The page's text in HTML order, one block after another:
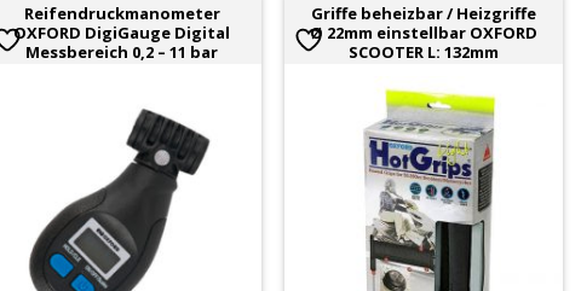
Reifendruckmanometer
OXFORD DigiGauge Digital
Messbereich 0,2 – 11 bar
Griffe beheizbar / Heizgriffe
Ø 22mm einstellbar OXFORD
SCOOTER L: 132mm